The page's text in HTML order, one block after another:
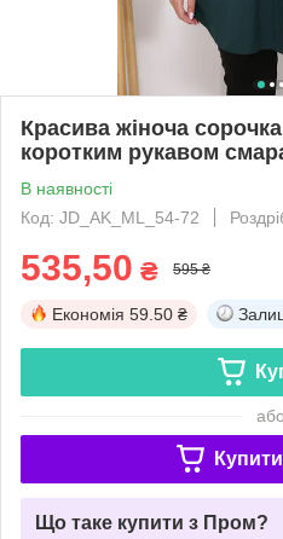
Красива жіноча
коротким рукавом
В наявності
Код: JD_AK_ML_54-72
535,50 ₴ 595 ₴
Економія 59.50 ₴
або
Що таке купити з Пром?